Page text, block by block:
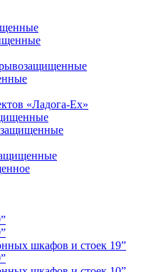
«Ладога-Ex»
шкафов и стоек 19”